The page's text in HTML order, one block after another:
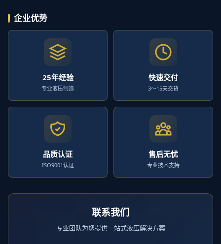
企业优势
25年经验
专业液压制造
快速交付
3～15天交货
品质认证
ISO9001认证
售后无忧
专业技术支持
联系我们
专业团队为您提供一站式液压解决方案